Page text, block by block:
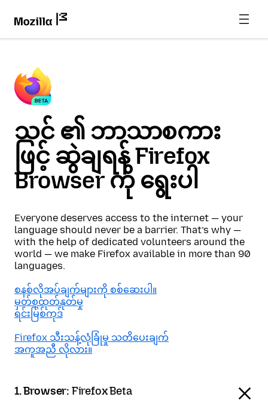
သင် ၏ ဘာသာစကား
ဖြင့် ဆွဲချရန် Firefox
Browser ကို ရွေးပါ
Everyone deserves access to the internet — your
language should never be a barrier. That’s why —
with the help of dedicated volunteers around the
world — we make Firefox available in more than 90
languages.
စနစ်လိုအပ်ချက်များကို စစ်ဆေးပါ။
မှတ်စုထုတ်နုတ်မှု
ရင်းမြစ်ကုဒ်
Firefox သီးသန့်လုံခြုံမှု သတိပေးချက်
အကူအညီ လိုလား။
1. Browser: Firefox Beta